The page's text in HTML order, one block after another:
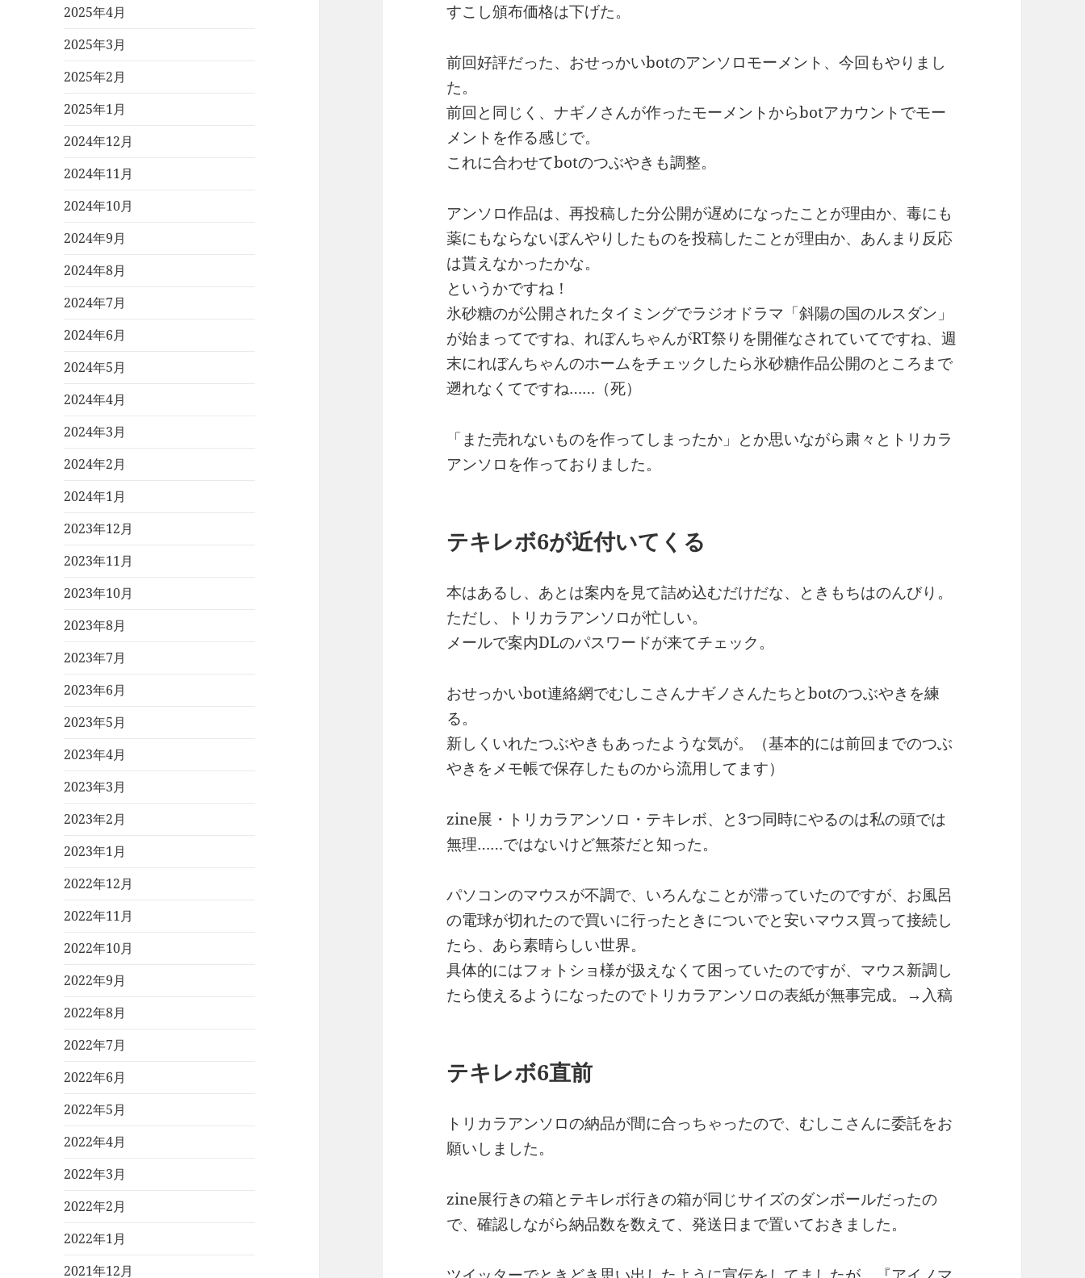
2025年4月
2025年3月
2025年2月
2025年1月
2024年12月
2024年11月
2024年10月
2024年9月
2024年8月
2024年7月
2024年6月
2024年5月
2024年4月
2024年3月
2024年2月
2024年1月
2023年12月
2023年11月
2023年10月
2023年8月
2023年7月
2023年6月
2023年5月
2023年4月
2023年3月
2023年2月
2023年1月
2022年12月
2022年11月
2022年10月
2022年9月
2022年8月
2022年7月
2022年6月
2022年5月
2022年4月
2022年3月
2022年2月
2022年1月
2021年12月
すこし頒布価格は下げた。
前回好評だった、おせっかいbotのアンソロモーメント、今回もやりまし
た。
前回と同じく、ナギノさんが作ったモーメントからbotアカウントでモー
メントを作る感じで。
これに合わせてbotのつぶやきも調整。
アンソロ作品は、再投稿した分公開が遅めになったことが理由か、毒にも
薬にもならないぼんやりしたものを投稿したことが理由か、あんまり反応
は貰えなかったかな。
というかですね！
氷砂糖のが公開されたタイミングでラジオドラマ「斜陽の国のルスダン」
が始まってですね、れぼんちゃんがRT祭りを開催なされていてですね、週
末にれぼんちゃんのホームをチェックしたら氷砂糖作品公開のところまで
遡れなくてですね……（死）
「また売れないものを作ってしまったか」とか思いながら粛々とトリカラ
アンソロを作っておりました。
テキレボ6が近付いてくる
本はあるし、あとは案内を見て詰め込むだけだな、ときもちはのんびり。
ただし、トリカラアンソロが忙しい。
メールで案内DLのパスワードが来てチェック。
おせっかいbot連絡網でむしこさんナギノさんたちとbotのつぶやきを練
る。
新しくいれたつぶやきもあったような気が。（基本的には前回までのつぶ
やきをメモ帳で保存したものから流用してます）
zine展・トリカラアンソロ・テキレボ、と3つ同時にやるのは私の頭では
無理……ではないけど無茶だと知った。
パソコンのマウスが不調で、いろんなことが滞っていたのですが、お風呂
の電球が切れたので買いに行ったときについでと安いマウス買って接続し
たら、あら素晴らしい世界。
具体的にはフォトショ様が扱えなくて困っていたのですが、マウス新調し
たら使えるようになったのでトリカラアンソロの表紙が無事完成。→入稿
テキレボ6直前
トリカラアンソロの納品が間に合っちゃったので、むしこさんに委託をお
願いしました。
zine展行きの箱とテキレボ行きの箱が同じサイズのダンボールだったの
で、確認しながら納品数を数えて、発送日まで置いておきました。